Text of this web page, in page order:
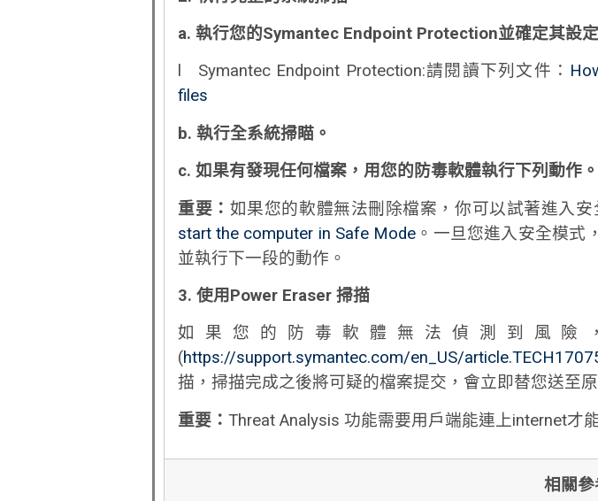
a. 執行您的Symantec Endpoint Protection並確定其設
l Symantec Endpoint Protection:請閱讀下列文件：
files
b. 執行全系統掃瞄。
c. 如果有發現任何檔案，用您的防毒軟體執行下列動作。
重要： 如果您的軟體無法刪除檔案，你可以試著進入
start the computer in Safe Mode 。一旦您進入安全模式
並執行下一段的動作。
3. 使用Power Eraser 掃描
如果您的防毒軟體無法偵測到風險，
(https://support.symantec.com/en_US/
描，掃描完成之後將可疑的檔案提交，會立即替您送至
重要： Threat Analysis 功能需要用戶端能連上internet才
相關